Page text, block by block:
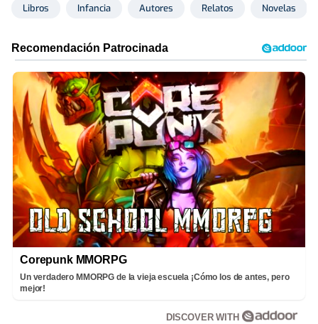
Libros Infancia Autores Relatos Novelas
Corepunk MMORPG
Un verdadero MMORPG de la vieja escuela ¡Cómo los de antes, pero
mejor!
DISCOVER WITH